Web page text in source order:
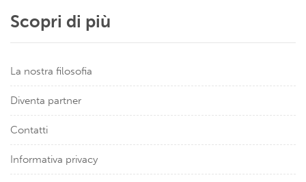
Scopri di più
La nostra filosofia
Diventa partner
Contatti
Informativa privacy